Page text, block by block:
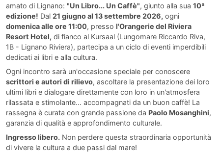
amato di Lignano: "Un Libro... Un Caffè", giunto alla sua 10ª
edizione! Dal 21 giugno al 13 settembre 2026, ogni
domenica alle ore 11:00, presso l'Orangerie del Riviera
Resort Hotel, di fianco al Kursaal (Lungomare Riccardo Riva,
1B - Lignano Riviera), partecipa a un ciclo di eventi imperdibili
dedicati ai libri e alla cultura.
Ogni incontro sarà un'occasione speciale per conoscere
scrittori e autori di rilievo, ascoltare la presentazione dei loro
ultimi libri e dialogare direttamente con loro in un'atmosfera
rilassata e stimolante... accompagnati da un buon caffè! La
rassegna è curata con grande passione da Paolo Mosanghini,
garanzia di qualità e approfondimento culturale.
Ingresso libero. Non perdere questa straordinaria opportunità
di vivere la cultura a due passi dal mare!